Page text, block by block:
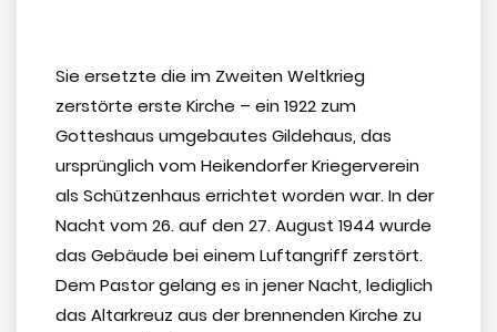
Sie ersetzte die im Zweiten Weltkrieg
zerstörte erste Kirche – ein 1922 zum
Gotteshaus umgebautes Gildehaus, das
ursprünglich vom Heikendorfer Kriegerverein
als Schützenhaus errichtet worden war. In der
Nacht vom 26. auf den 27. August 1944 wurde
das Gebäude bei einem Luftangriff zerstört.
Dem Pastor gelang es in jener Nacht, lediglich
das Altarkreuz aus der brennenden Kirche zu